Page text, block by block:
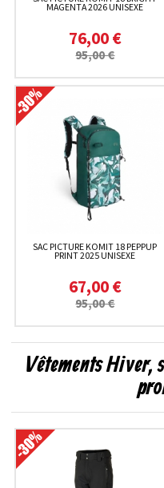
MAGENTA 2026 UNISEXE
76,00 €
95,00 €
SAC PICTURE KOMIT 18 PEPPUP
PRINT 2025 UNISEXE
67,00 €
95,00 €
Vêtements Hiver,